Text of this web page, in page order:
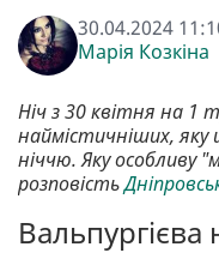
30.04.2024
Марія Козкіна
Ніч з 30 квітня на 1
наймістичніших,
ніччю. Яку особливу
розповість